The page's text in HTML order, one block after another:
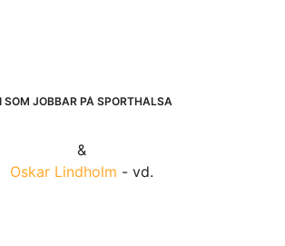
SOM JOBBAR PÅ SPORTHÄLSA
&
Oskar Lindholm - vd.